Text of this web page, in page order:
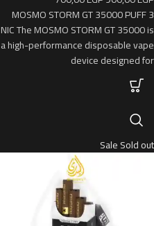
MOSMO STORM GT 35000 PUFF 3
NIC The MOSMO STORM GT 35000 is
a high-performance disposable vape
device designed for
SaleSold out